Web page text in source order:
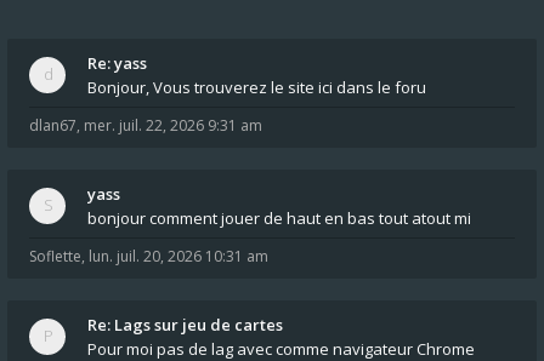
Re: yass
Bonjour, Vous trouverez le site ici dans le foru
dlan67, mer. juil. 22, 2026 9:31 am
yass
bonjour comment jouer de haut en bas tout atout mi
Soflette, lun. juil. 20, 2026 10:31 am
Re: Lags sur jeu de cartes
Pour moi pas de lag avec comme navigateur Chrome